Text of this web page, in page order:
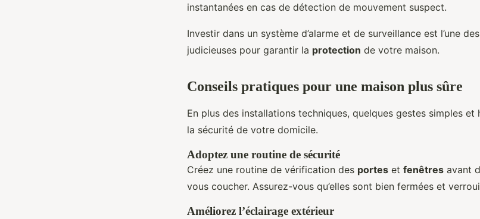
instantanées en cas de détection de mouvement suspect.
Investir dans un système d’alarme et de surveillance est l’une
judicieuses pour garantir la protection de votre maison.
Conseils pratiques pour une maison plus sûre
En plus des installations techniques, quelques gestes simples
la sécurité de votre domicile.
Adoptez une routine de sécurité
Créez une routine de vérification des portes et fenêtres avant
vous coucher. Assurez-vous qu’elles sont bien fermées et
Améliorez l’éclairage extérieur